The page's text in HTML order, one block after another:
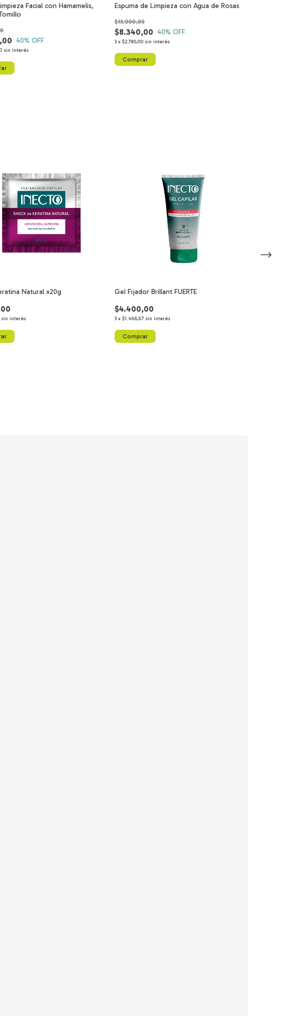
Facial con Hamamelis,
40% OFF
sin interés
Espuma de Limpieza con Agua de Rosas
$8.340,00
$13.900,00
40% OFF
3 x $2.780,00 sin interés
Natural x20g
sin interés
Gel Fijador Brillant FUERTE
$4.400,00
3 x $1.466,67 sin interés